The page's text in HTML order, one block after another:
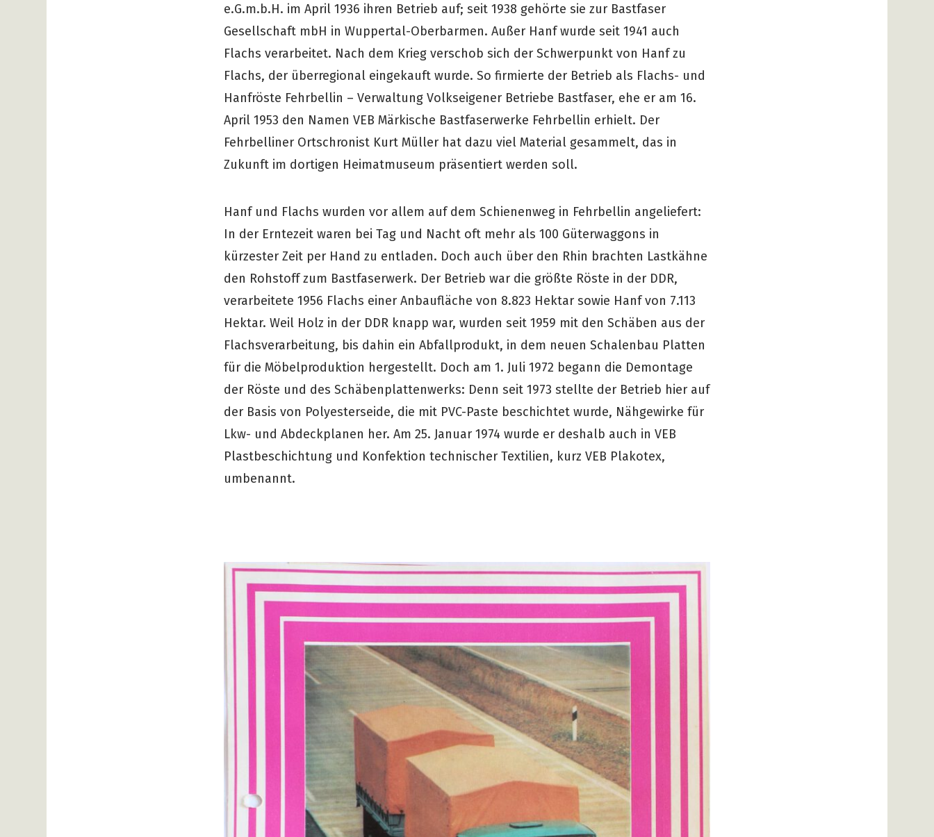
e.G.m.b.H. im April 1936 ihren Betrieb auf; seit 1938 gehörte sie zur Bastfaser
Gesellschaft mbH in Wuppertal-Oberbarmen. Außer Hanf wurde seit 1941 auch
Flachs verarbeitet. Nach dem Krieg verschob sich der Schwerpunkt von Hanf zu
Flachs, der überregional eingekauft wurde. So firmierte der Betrieb als Flachs- und
Hanfröste Fehrbellin – Verwaltung Volkseigener Betriebe Bastfaser, ehe er am 16.
April 1953 den Namen VEB Märkische Bastfaserwerke Fehrbellin erhielt. Der
Fehrbelliner Ortschronist Kurt Müller hat dazu viel Material gesammelt, das in
Zukunft im dortigen Heimatmuseum präsentiert werden soll.
Hanf und Flachs wurden vor allem auf dem Schienenweg in Fehrbellin angeliefert:
In der Erntezeit waren bei Tag und Nacht oft mehr als 100 Güterwaggons in
kürzester Zeit per Hand zu entladen. Doch auch über den Rhin brachten Lastkähne
den Rohstoff zum Bastfaserwerk. Der Betrieb war die größte Röste in der DDR,
verarbeitete 1956 Flachs einer Anbaufläche von 8.823 Hektar sowie Hanf von 7.113
Hektar. Weil Holz in der DDR knapp war, wurden seit 1959 mit den Schäben aus der
Flachsverarbeitung, bis dahin ein Abfallprodukt, in dem neuen Schalenbau Platten
für die Möbelproduktion hergestellt. Doch am 1. Juli 1972 begann die Demontage
der Röste und des Schäbenplattenwerks: Denn seit 1973 stellte der Betrieb hier auf
der Basis von Polyesterseide, die mit PVC-Paste beschichtet wurde, Nähgewirke für
Lkw- und Abdeckplanen her. Am 25. Januar 1974 wurde er deshalb auch in VEB
Plastbeschichtung und Konfektion technischer Textilien, kurz VEB Plakotex,
umbenannt.